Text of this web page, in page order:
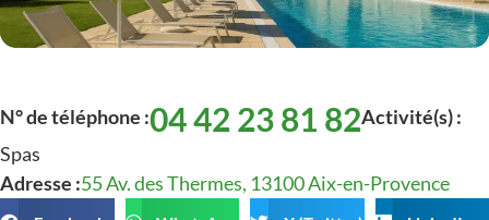
N° de téléphone :04 42 23 81 82Activité(s) :
Spas
Adresse :55 Av. des Thermes, 13100 Aix-en-Provence